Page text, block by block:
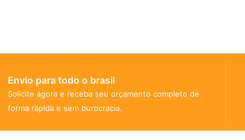
Envio para todo o brasil
Solicite agora e receba seu orçamento completo de
forma rápida e sem burocracia.